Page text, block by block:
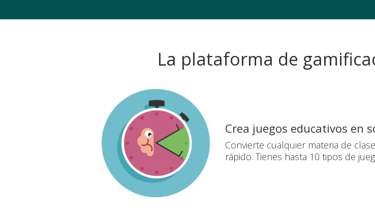
La plataforma de
Crea juegos educativos en
Convierte cualquier materia de
rápido. Tienes hasta 10 tipos de